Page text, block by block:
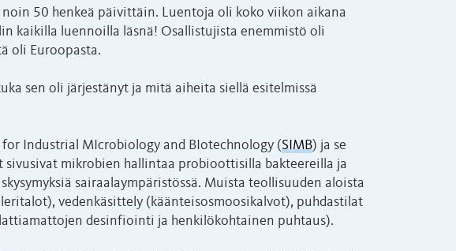
50 henkeä päivittäin. Luentoja oli koko viikon aikana
kaikilla luennoilla läsnä! Osallistujista enemmistö oli
oli Euroopasta.
sen oli järjestänyt ja mitä aiheita siellä esitelmissä
Industrial MIcrobiology and BIotechnology (SIMB) ja se
sivusivat mikrobien hallintaa probioottisilla bakteereilla ja
sairaalaympäristössä. Muista teollisuuden aloista
vedenkäsittely (käänteisosmoosikalvot), puhdastilat
desinfiointi ja henkilökohtainen puhtaus).